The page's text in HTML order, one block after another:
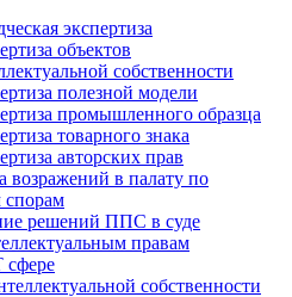
экспертиза
объектов
собственности
полезной модели
промышленного образца
товарного знака
авторских прав
возражений в палату по
спорам
решений ППС в суде
правам
собственности